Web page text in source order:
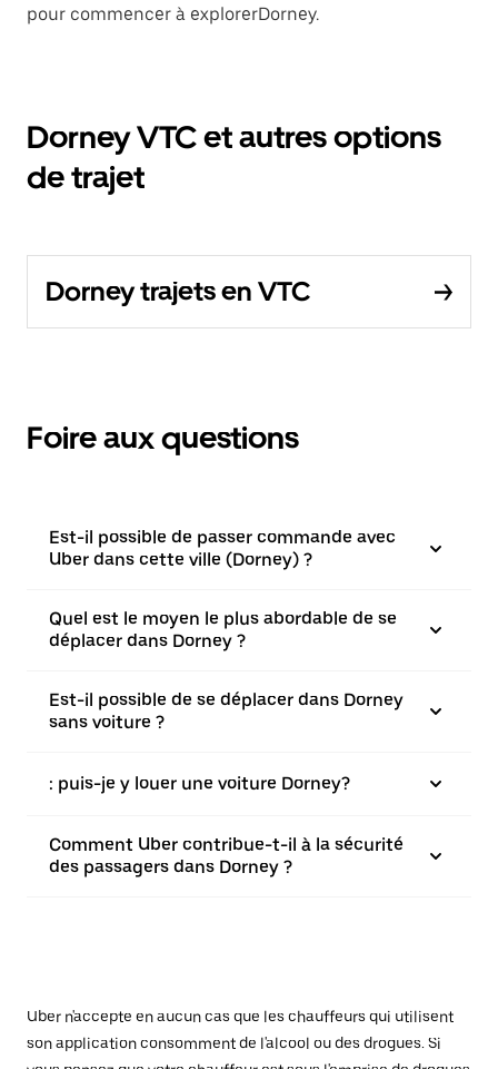
pour commencer à explorerDorney.
Dorney VTC et autres options
de trajet
Dorney trajets en VTC
Foire aux questions
Est-il possible de passer commande avec
Uber dans cette ville (Dorney) ?
Quel est le moyen le plus abordable de se
déplacer dans Dorney ?
Est-il possible de se déplacer dans Dorney
sans voiture ?
: puis-je y louer une voiture Dorney?
Comment Uber contribue-t-il à la sécurité
des passagers dans Dorney ?
Uber n'accepte en aucun cas que les chauffeurs qui utilisent
son application consomment de l'alcool ou des drogues. Si